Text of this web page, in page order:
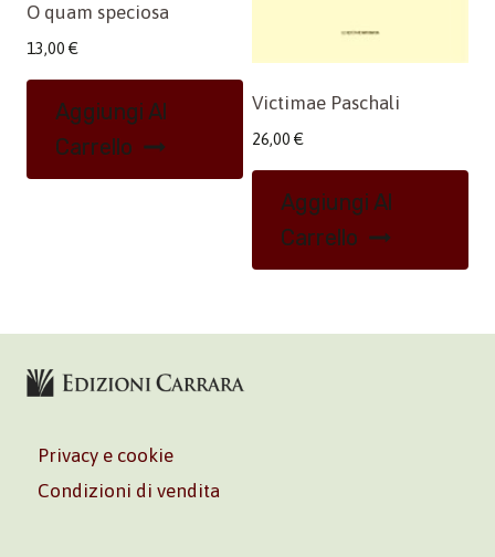
O quam speciosa
13,00 €
Aggiungi Al
Carrello
Victimae Paschali
26,00 €
Aggiungi Al
Carrello
Privacy e cookie
Condizioni di vendita